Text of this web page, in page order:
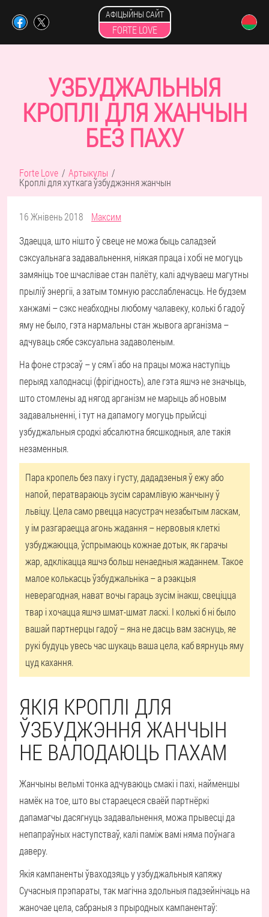
АФІЦЫЙНЫ САЙТ
FORTE LOVE
УЗБУДЖАЛЬНЫЯ
КРОПЛІ ДЛЯ ЖАНЧЫН
БЕЗ ПАХУ
Forte Love Артыкулы
Кроплі для хуткага ўзбуджэння жанчын
16 Жнівень 2018
Максим
Здаецца, што нішто ў свеце не можа быць саладзей
сэксуальнага задавальнення, ніякая праца і хобі не могуць
замяніць тое шчаслівае стан палёту, калі адчуваеш магутны
прыліў энергіі, а затым томную расслабленасць. Не будзем
ханжамі – сэкс неабходны любому чалавеку, колькі б гадоў
яму не было, гэта нармальны стан жывога арганізма –
адчуваць сябе сэксуальна задаволеным.
На фоне стрэсаў – у сям'і або на працы можа наступіць
перыяд халоднасці (фрігідность), але гэта яшчэ не значыць,
што стомлены ад нягод арганізм не марыць аб новым
задавальненні, і тут на дапамогу могуць прыйсці
узбуджальныя сродкі абсалютна бясшкодныя, але такія
незаменныя.
Пара кропель без паху і густу, дададзеныя ў ежу або
напой, ператвараюць зусім сарамлівую жанчыну ў
львіцу. Цела само рвецца насустрач незабытым ласкам,
у ім разгараецца агонь жадання – нервовыя клеткі
узбуджаюцца, ўспрымаюць кожнае дотык, як гарачы
жар, адклікацца яшчэ больш ненаедныя жаданнем. Такое
малое колькасць ўзбуджальніка – а рэакцыя
неверагодная, нават вочы гараць зусім інакш, свеціцца
твар і хочацца яшчэ шмат-шмат ласкі. І колькі б ні было
вашай партнерцы гадоў – яна не дасць вам заснуць, яе
рукі будуць увесь час шукаць ваша цела, каб вярнуць яму
цуд кахання.
ЯКІЯ КРОПЛІ ДЛЯ
ЎЗБУДЖЭННЯ ЖАНЧЫН
НЕ ВАЛОДАЮЦЬ ПАХАМ
Жанчыны вельмі тонка адчуваюць смакі і пахі, найменшы
намёк на тое, што вы стараецеся сваёй партнёркі
дапамагчы дасягнуць задавальнення, можа прывесці да
непапраўных наступстваў, калі паміж вамі няма поўнага
даверу.
Якія кампаненты ўваходзяць у узбуджальныя капяжу
Сучасныя прэпараты, так магічна здольныя падзейнічаць на
жаночае цела, сабраныя з прыродных кампанентаў: